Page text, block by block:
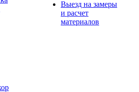
Выезд на замеры
и расчет
материалов